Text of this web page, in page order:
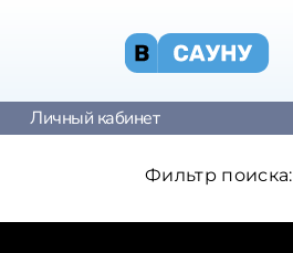
Личный кабинет
Фильтр поиска: